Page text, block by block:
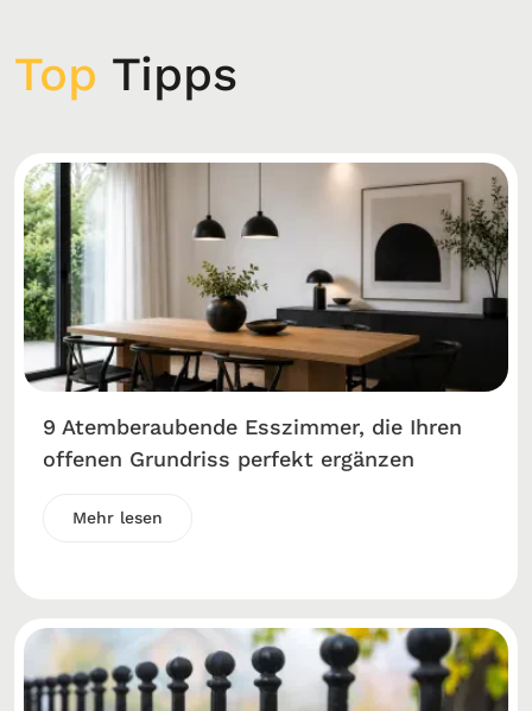
Top Tipps
9 Atemberaubende Esszimmer, die Ihren
offenen Grundriss perfekt ergänzen
Mehr lesen